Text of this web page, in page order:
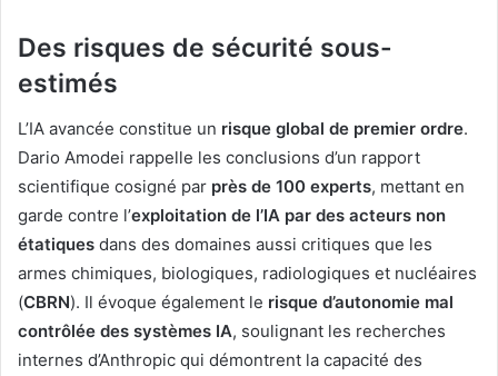
Des risques de sécurité sous-
estimés
L’IA avancée constitue un risque global de premier ordre.
Dario Amodei rappelle les conclusions d’un rapport
scientifique cosigné par près de 100 experts, mettant en
garde contre l’exploitation de l’IA par des acteurs non
étatiques dans des domaines aussi critiques que les
armes chimiques, biologiques, radiologiques et nucléaires
(CBRN). Il évoque également le risque d’autonomie mal
contrôlée des systèmes IA, soulignant les recherches
internes d’Anthropic qui démontrent la capacité des